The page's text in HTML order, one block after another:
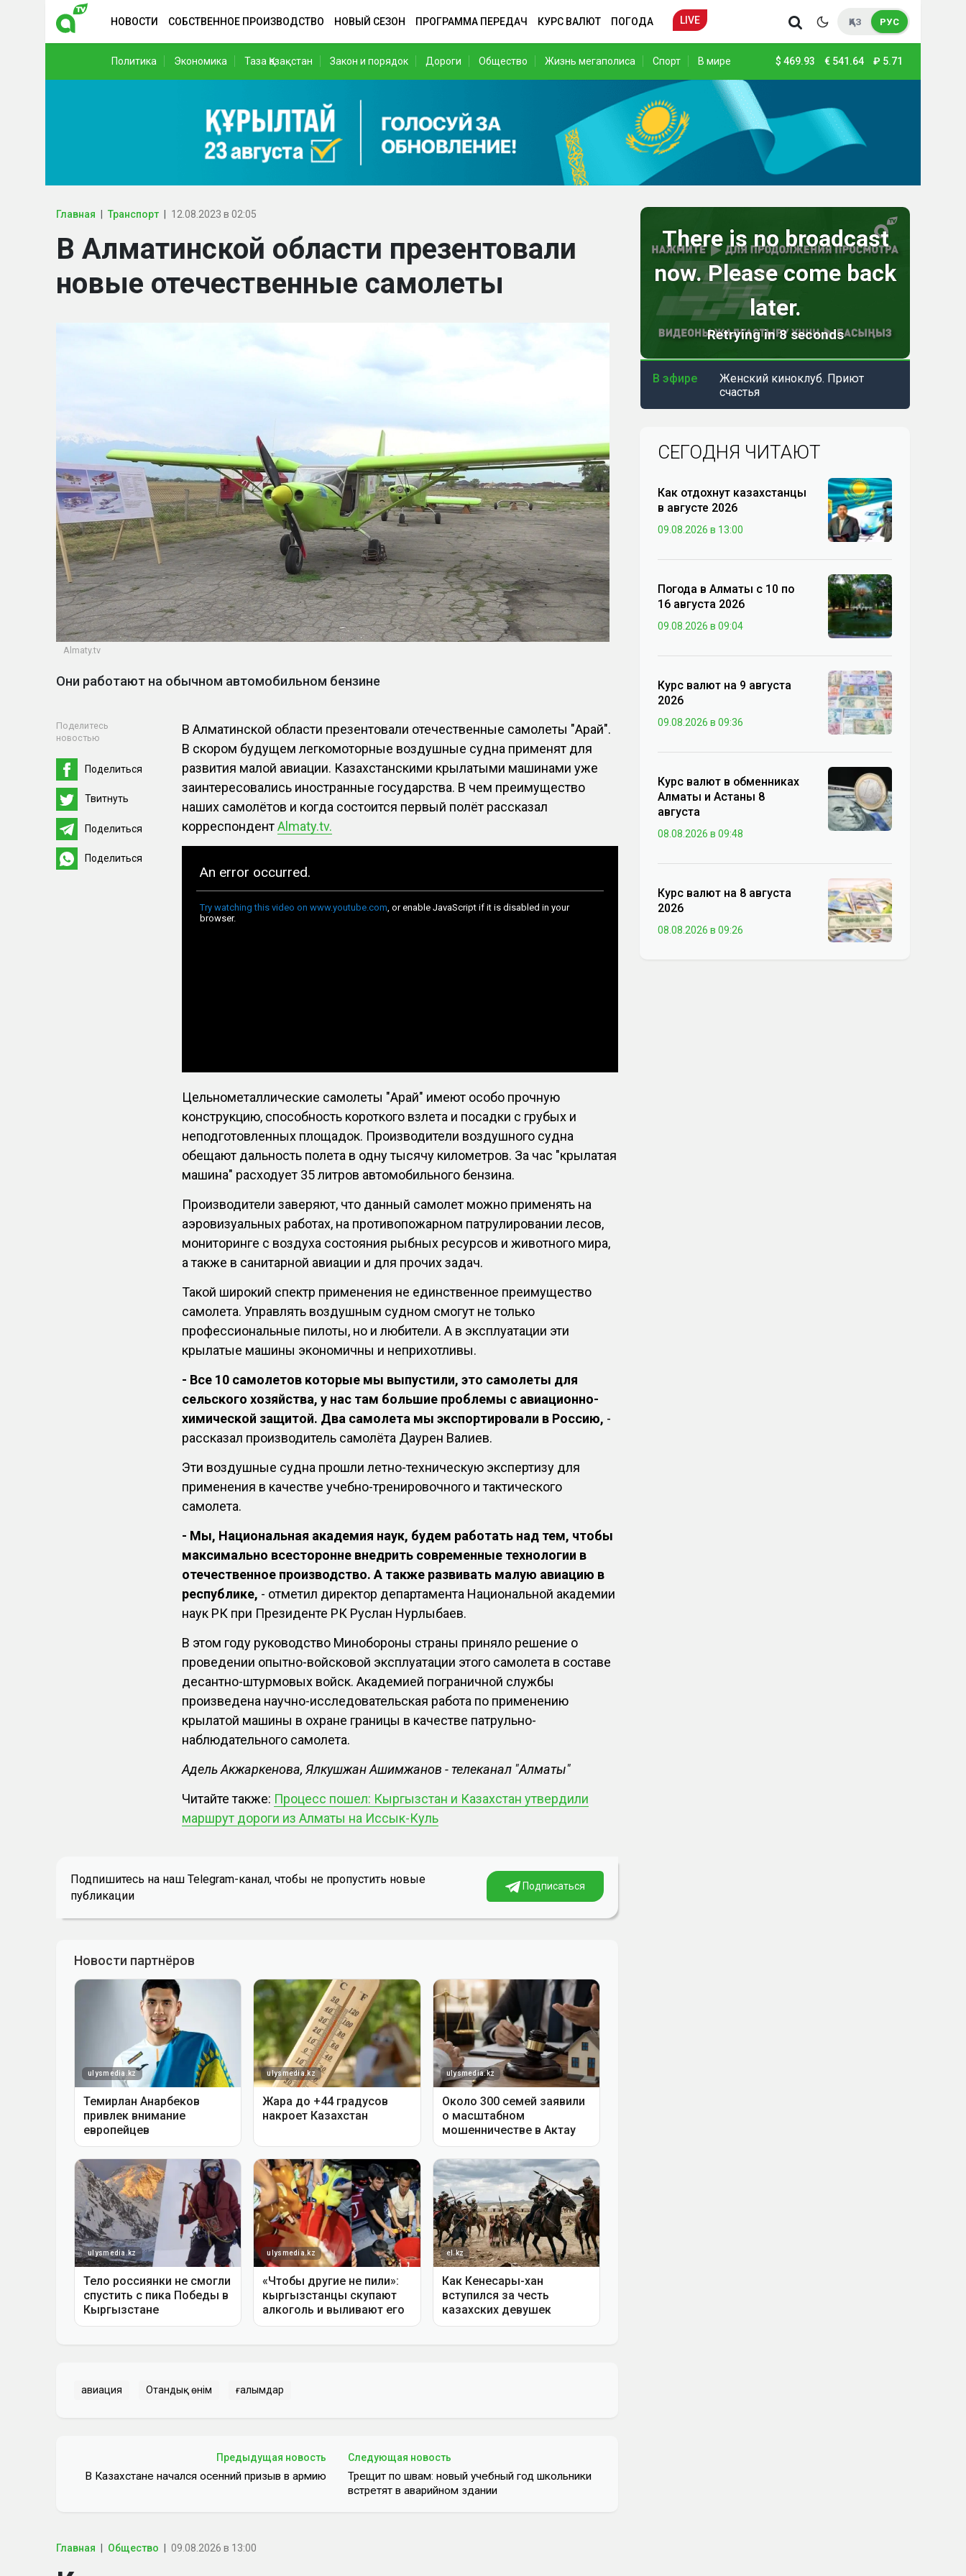
НОВОСТИ СОБСТВЕННОЕ ПРОИЗВОДСТВО НОВЫЙ СЕЗОН ПРОГРАММА ПЕРЕДАЧ КУРС ВАЛЮТ ПОГОДА LIVE ҚАЗ РУС
Политика Экономика Таза Қазақстан Закон и порядок Дороги Общество Жизнь мегаполиса Спорт В мире $ 469.93 € 541.64 ₽ 5.71
Главная Транспорт 12.08.2023 в 02:05
В Алматинской области презентовали
новые отечественные самолеты
Almaty.tv
Они работают на обычном автомобильном бензине
Поделитесь
новостью
Поделиться
Твитнуть
Поделиться
Поделиться
В Алматинской области презентовали отечественные самолеты "Арай".
В скором будущем легкомоторные воздушные судна применят для
развития малой авиации. Казахстанскими крылатыми машинами уже
заинтересовались иностранные государства. В чем преимущество
наших самолётов и когда состоится первый полёт рассказал
корреспондентAlmaty.tv.
Цельнометаллические самолеты "Арай" имеют особо прочную
конструкцию, способность короткого взлета и посадки с грубых и
неподготовленных площадок. Производители воздушного судна
обещают дальность полета в одну тысячу километров. За час "крылатая
машина" расходует 35 литров автомобильного бензина.
Производители заверяют, что данный самолет можно применять на
аэровизуальных работах, на противопожарном патрулировании лесов,
мониторинге с воздуха состояния рыбных ресурсов и животного мира,
а также в санитарной авиации и для прочих задач.
Такой широкий спектр применения не единственное преимущество
самолета. Управлять воздушным судном смогут не только
профессиональные пилоты, но и любители. А в эксплуатации эти
крылатые машины экономичны и неприхотливы.
- Все 10 самолетов которые мы выпустили, это самолеты для
сельского хозяйства, у нас там большие проблемы с авиационно-
химической защитой. Два самолета мы экспортировали в Россию, -
рассказал производитель самолёта Даурен Валиев.
Эти воздушные судна прошли летно-техническую экспертизу для
применения в качестве учебно-тренировочного и тактического
самолета.
- Мы, Национальная академия наук, будем работать над тем, чтобы
максимально всесторонне внедрить современные технологии в
отечественное производство. А также развивать малую авиацию в
республике, - отметил директор департамента Национальной академии
наук РК при Президенте РК Руслан Нурлыбаев.
В этом году руководство Минобороны страны приняло решение о
проведении опытно-войсковой эксплуатации этого самолета в составе
десантно-штурмовых войск. Академией пограничной службы
произведена научно-исследовательская работа по применению
крылатой машины в охране границы в качестве патрульно-
наблюдательного самолета.
Адель Акжаркенова, Ялкушжан Ашимжанов - телеканал "Алматы"
Читайте также: Процесс пошел: Кыргызстан и Казахстан утвердили
маршрут дороги из Алматы на Иссык-Куль
Подпишитесь на наш Telegram-канал, чтобы не пропустить новые
публикации
Подписаться
авиация Отандық өнім ғалымдар
Предыдущая новость
В Казахстане начался осенний призыв в армию
Следующая новость
Трещит по швам: новый учебный год школьники
встретят в аварийном здании
Главная Общество 09.08.2026 в 13:00
В эфире
Женский киноклуб. Приют
счастья
СЕГОДНЯ ЧИТАЮТ
Как отдохнут казахстанцы
в августе 2026
09.08.2026 в 13:00
Погода в Алматы с 10 по
16 августа 2026
09.08.2026 в 09:04
Курс валют на 9 августа
2026
09.08.2026 в 09:36
Курс валют в обменниках
Алматы и Астаны 8
августа
08.08.2026 в 09:48
Курс валют на 8 августа
2026
08.08.2026 в 09:26